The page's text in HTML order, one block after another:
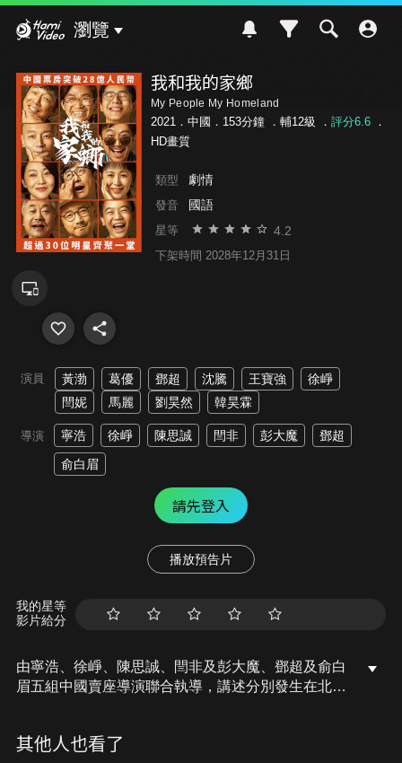
瀏覽
我和我的家鄉
My People My Homeland
2021．中國．153分鐘 ． 輔12級 ． 評分6.6．
HD畫質
類型 劇情
發音 國語
星等 4.2
下架時間 2028年12月31日
演員 黃渤 葛優 鄧超 沈騰 王寶強
徐崢
閆妮
馬麗 劉昊然 韓昊霖
導演 寧浩 徐崢 陳思誠 閆非 彭大魔
鄧超
俞白眉
請先登入
播放預告片
我的星等
影片給分
由寧浩、徐崢、陳思誠、閆非及彭大魔、鄧超及俞白
眉五組中國賣座導演聯合執導，講述分別發生在北
其他人也看了